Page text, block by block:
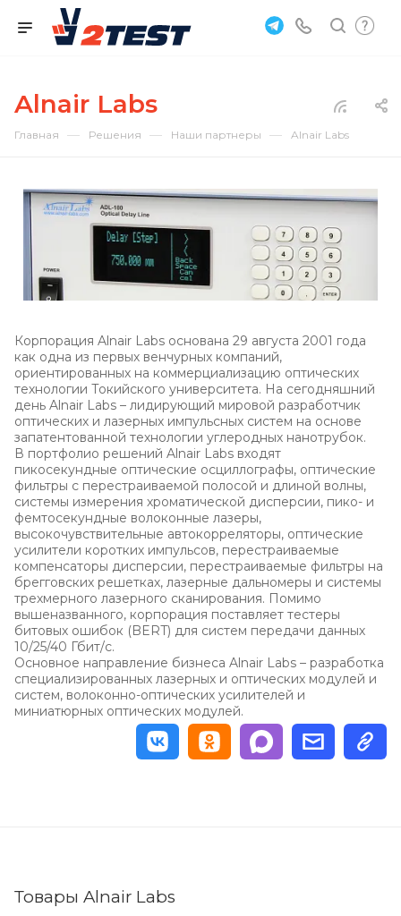
Alnair Labs
Главная — Решения — Наши партнеры — Alnair Labs
Корпорация Alnair Labs основана 29 августа 2001 года
как одна из первых венчурных компаний,
ориентированных на коммерциализацию оптических
технологии Токийского университета. На сегодняшний
день Alnair Labs – лидирующий мировой разработчик
оптических и лазерных импульсных систем на основе
запатентованной технологии углеродных нанотрубок.
В портфолио решений Alnair Labs входят
пикосекундные оптические осциллографы, оптические
фильтры с перестраиваемой полосой и длиной волны,
системы измерения хроматической дисперсии, пико- и
фемтосекундные волоконные лазеры,
высокочувствительные автокорреляторы, оптические
усилители коротких импульсов, перестраиваемые
компенсаторы дисперсии, перестраиваемые фильтры на
брегговских решетках, лазерные дальномеры и системы
трехмерного лазерного сканирования. Помимо
вышеназванного, корпорация поставляет тестеры
битовых ошибок (BERT) для систем передачи данных
10/25/40 Гбит/с.
Основное направление бизнеса Alnair Labs – разработка
специализированных лазерных и оптических модулей и
систем, волоконно-оптических усилителей и
миниатюрных оптических модулей.
Товары Alnair Labs